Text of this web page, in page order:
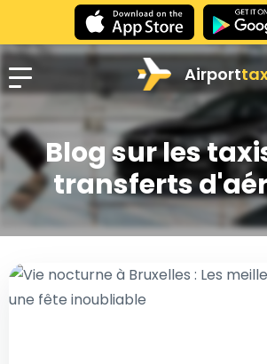
Airport
Blog sur les
transferts